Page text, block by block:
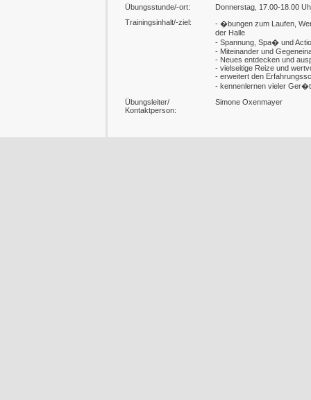
Übungsstunde/-ort:
Donnerstag, 17.00-18.00
Trainingsinhalt/-ziel:
- �bungen zum Laufen,
der Halle
- Spannung, Spa� und
- Miteinander und
- Neues entdecken und
- vielseitige Reize und
- erweitert den
- kennenlernen vieler
Übungsleiter/
Kontaktperson:
Simone Oxenmayer